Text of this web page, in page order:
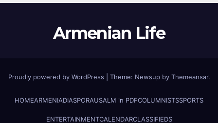
Armenian Life
Proudly powered by WordPress Theme: Newsup by Themeansar.
HOMEARMENIADIASPORAUSALM in PDFCOLUMNISTSSPORTS
ENTERTAINMENTCALENDARCLASSIFIEDS